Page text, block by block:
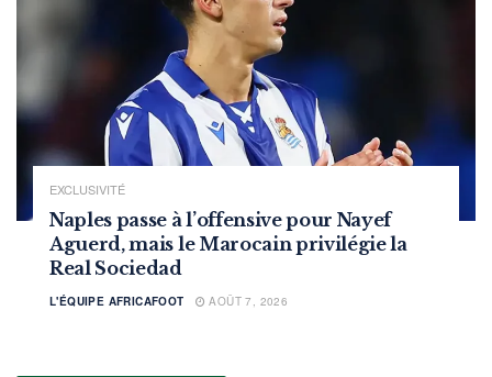
EXCLUSIVITÉ
Naples passe à l’offensive pour Nayef
Aguerd, mais le Marocain privilégie la
Real Sociedad
L'ÉQUIPE AFRICAFOOT AOÛT 7, 2026